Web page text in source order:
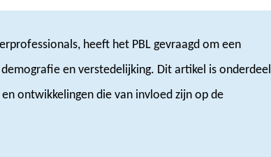
heeft het PBL gevraagd om een
en verstedelijking. Dit artikel is onderdeel
ontwikkelingen die van invloed zijn op de